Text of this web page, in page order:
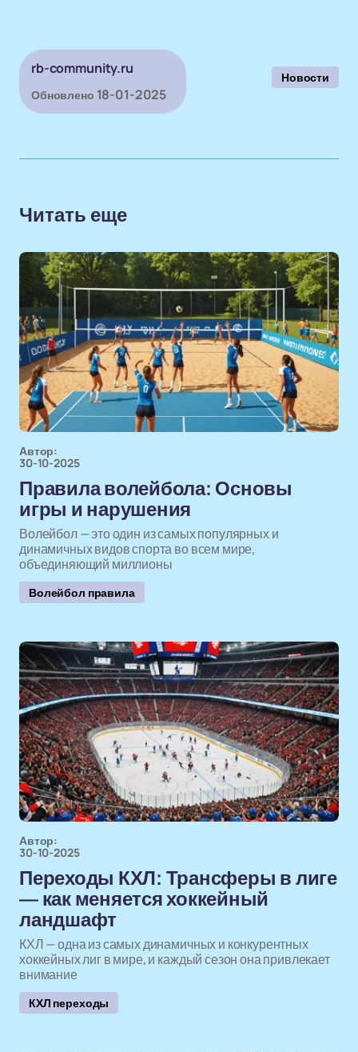
rb-community.ru
Обновлено 18-01-2025
Новости
Читать еще
Автор:
30-10-2025
Правила волейбола: Основы
игры и нарушения
Волейбол — это один из самых популярных и
динамичных видов спорта во всем мире,
объединяющий миллионы
Волейбол правила
Автор:
30-10-2025
Переходы КХЛ: Трансферы в лиге
— как меняется хоккейный
ландшафт
КХЛ — одна из самых динамичных и конкурентных
хоккейных лиг в мире, и каждый сезон она привлекает
внимание
КХЛ переходы